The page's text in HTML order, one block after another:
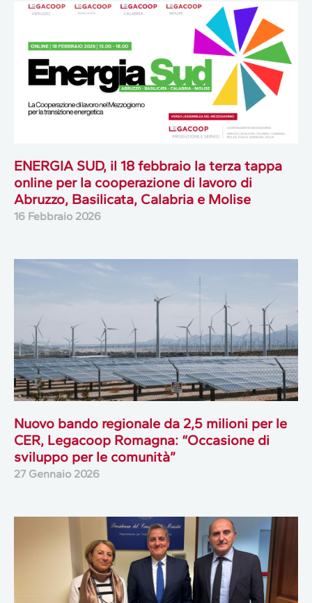
ENERGIA SUD, il 18 febbraio la terza tappa
online per la cooperazione di lavoro di
Abruzzo, Basilicata, Calabria e Molise
16 Febbraio 2026
Nuovo bando regionale da 2,5 milioni per le
CER, Legacoop Romagna: “Occasione di
sviluppo per le comunità”
27 Gennaio 2026